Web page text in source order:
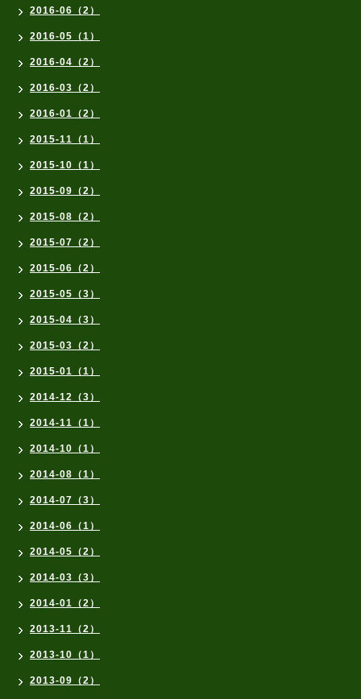
2016-06（2）
2016-05（1）
2016-04（2）
2016-03（2）
2016-01（2）
2015-11（1）
2015-10（1）
2015-09（2）
2015-08（2）
2015-07（2）
2015-06（2）
2015-05（3）
2015-04（3）
2015-03（2）
2015-01（1）
2014-12（3）
2014-11（1）
2014-10（1）
2014-08（1）
2014-07（3）
2014-06（1）
2014-05（2）
2014-03（3）
2014-01（2）
2013-11（2）
2013-10（1）
2013-09（2）